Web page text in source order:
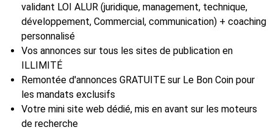
validant LOI ALUR (juridique, management, technique,
développement, Commercial, communication) + coaching
personnalisé
Vos annonces sur tous les sites de publication en
ILLIMITÉ
Remontée d'annonces GRATUITE sur Le Bon Coin pour
les mandats exclusifs
Votre mini site web dédié, mis en avant sur les moteurs
de recherche